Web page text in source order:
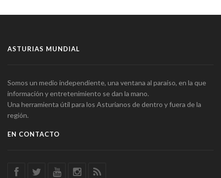
ASTURIAS MUNDIAL
Somos un medio independiente, una ventana al paraíso, en la que
información y entretenimiento se dan la mano.
Una herramienta útil para los Asturianos de dentro y fuera de la
región.
EN CONTACTO